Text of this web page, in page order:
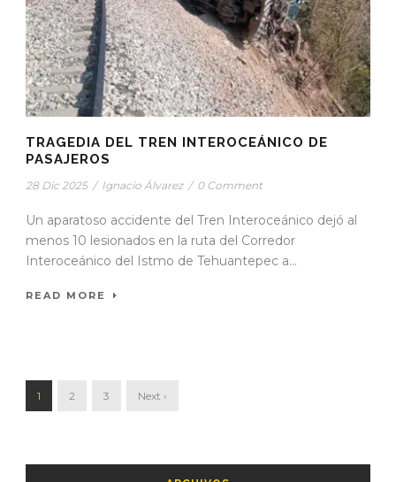
TRAGEDIA DEL TREN INTEROCEÁNICO DE
PASAJEROS
28 Dic 2025 / Ignacio Álvarez / 0 Comment
Un aparatoso accidente del Tren Interoceánico dejó al
menos 10 lesionados en la ruta del Corredor
Interoceánico del Istmo de Tehuantepec a...
READ MORE
1 2 3 Next ›